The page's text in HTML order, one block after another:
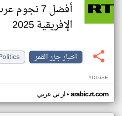
أفضل 7
الإفريقية 2025
اخبار جزر القمر
YD16SE
ار تي عربي• arabic.rt.com